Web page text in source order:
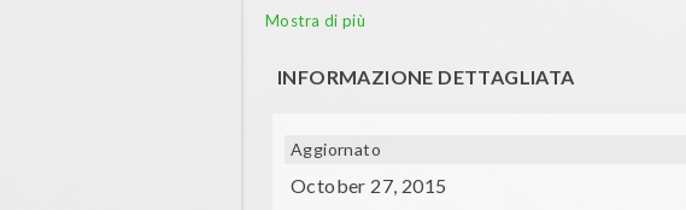
they are really fast!
Mostra di più
INFORMAZIONE DETTAGLIATA
Aggiornato
October 27, 2015